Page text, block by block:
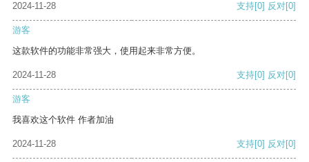
2024-11-28 支持[0] 反对[0]
游客
这款软件的功能非常强大，使用起来非常方便。
2024-11-28 支持[0] 反对[0]
游客
我喜欢这个软件 作者加油
2024-11-28 支持[0] 反对[0]